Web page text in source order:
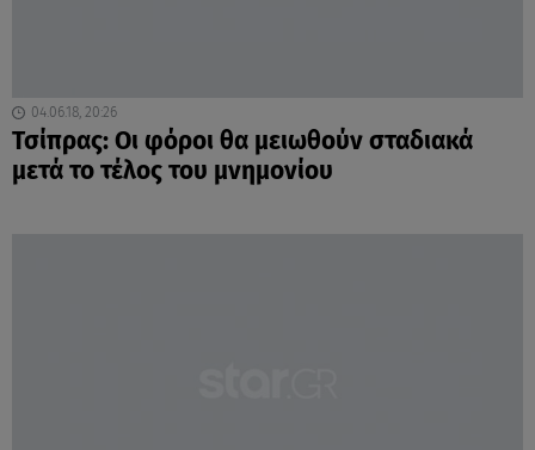
04.06.18, 20:26
Τσίπρας: Οι φόροι θα μειωθούν σταδιακά
μετά το τέλος του μνημονίου